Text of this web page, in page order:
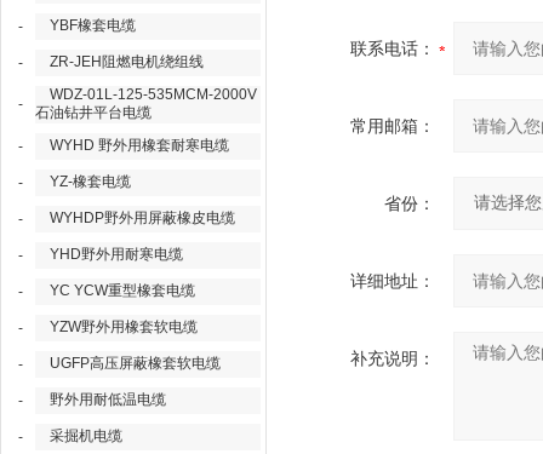
- YBF橡套电缆
- ZR-JEH阻燃电机绕组线
-
WDZ-01L-125-535MCM-2000V
石油钻井平台电缆
-
WYHD 野外用橡套耐寒电缆
- YZ-橡套电缆
- WYHDP野外用屏蔽橡皮电缆
- YHD野外用耐寒电缆
- YC YCW重型橡套电缆
- YZW野外用橡套软电缆
- UGFP高压屏蔽橡套软电缆
- 野外用耐低温电缆
- 采掘机电缆
联系电话：
常用邮箱：
省份：
详细地址：
补充说明：